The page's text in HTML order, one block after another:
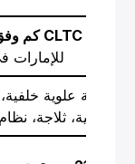
950 كم وفق CLTC
للإمارات
شاشة علوية